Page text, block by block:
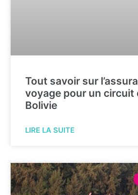
Tout savoir sur
voyage pour un circuit
Bolivie
LIRE LA SUITE